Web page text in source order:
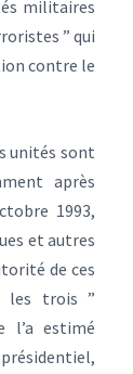
militaires
” qui
contre le
unités sont
après
1993,
et autres
de ces
les trois ”
l’a estimé